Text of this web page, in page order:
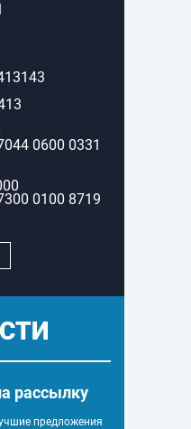
0600 0331
0100 8719
рассылку
предложения